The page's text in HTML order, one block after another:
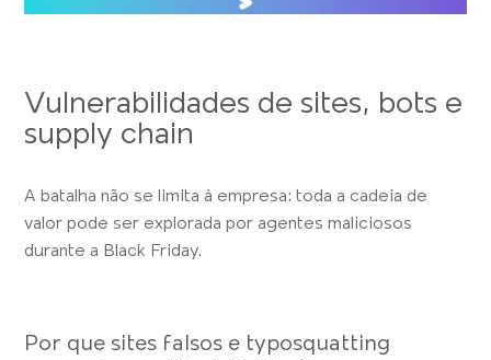
Vulnerabilidades de sites, bots e
supply chain
A batalha não se limita à empresa: toda a cadeia de
valor pode ser explorada por agentes maliciosos
durante a Black Friday.
Por que sites falsos e typosquatting